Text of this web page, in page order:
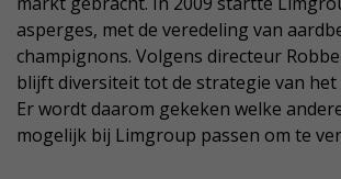
asperges, met de veredeling van
champignons. Volgens directeur
blijft diversiteit tot de strategie van
Er wordt daarom gekeken welke
mogelijk bij Limgroup passen om te